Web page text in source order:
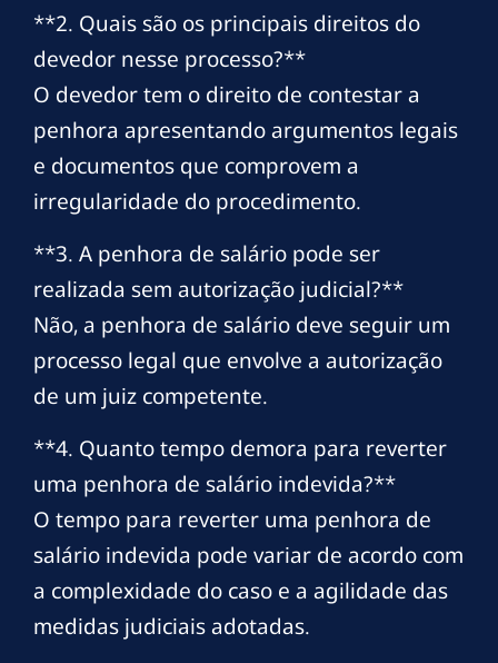
**2. Quais são os principais direitos do
devedor nesse processo?**
O devedor tem o direito de contestar a
penhora apresentando argumentos legais
e documentos que comprovem a
irregularidade do procedimento.
**3. A penhora de salário pode ser
realizada sem autorização judicial?**
Não, a penhora de salário deve seguir um
processo legal que envolve a autorização
de um juiz competente.
**4. Quanto tempo demora para reverter
uma penhora de salário indevida?**
O tempo para reverter uma penhora de
salário indevida pode variar de acordo com
a complexidade do caso e a agilidade das
medidas judiciais adotadas.